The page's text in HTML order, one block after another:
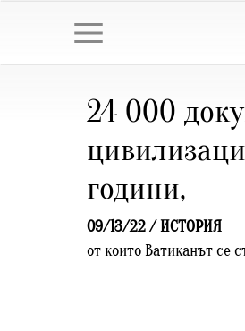
24 000
години,
09/13/22 /ИСТОРИЯ
от които Ватиканът се